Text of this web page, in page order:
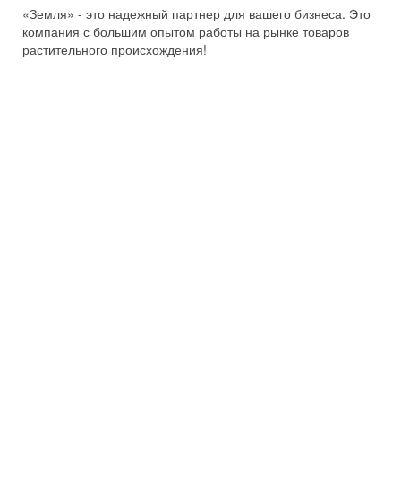
«Земля» - это надежный партнер для вашего бизнеса. Это
компания с большим опытом работы на рынке товаров
растительного происхождения!